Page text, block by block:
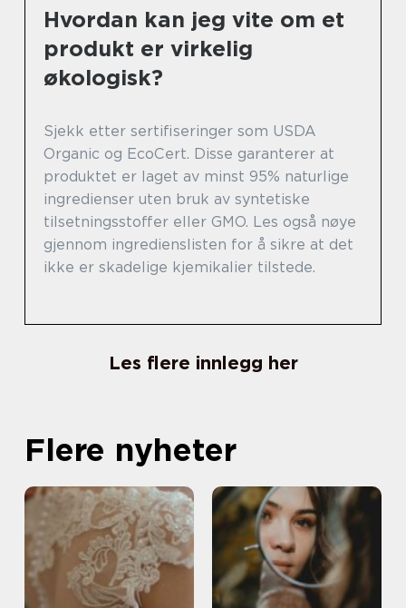
Hvordan kan jeg vite om et
produkt er virkelig
økologisk?
Sjekk etter sertifiseringer som USDA
Organic og EcoCert. Disse garanterer at
produktet er laget av minst 95% naturlige
ingredienser uten bruk av syntetiske
tilsetningsstoffer eller GMO. Les også nøye
gjennom ingredienslisten for å sikre at det
ikke er skadelige kjemikalier tilstede.
Les flere innlegg her
Flere nyheter